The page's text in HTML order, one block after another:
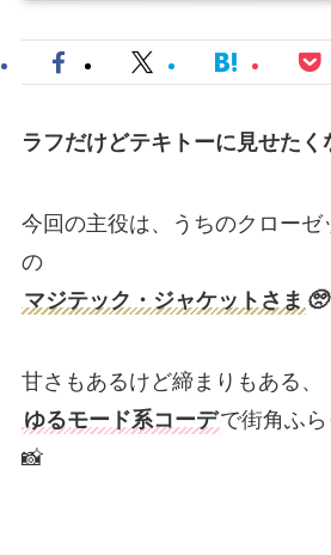
ラフだけどテキトーに見せたく
今回の主役は、うちのクローゼ
の
マジテック・ジャケットさま 🥺
甘さもあるけど締まりもある、
ゆるモード系コーデで街角ふ
📸